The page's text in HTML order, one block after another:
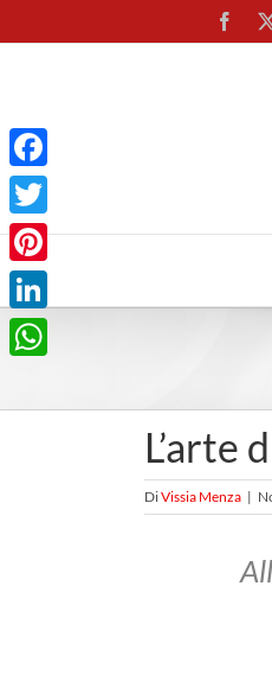
al
L’arte
DiVissia Menza |
Facebook
Twitter
Pinterest
LinkedIn